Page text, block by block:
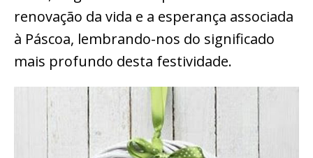
renovação da vida e a esperança associada
à Páscoa, lembrando-nos do significado
mais profundo desta festividade.